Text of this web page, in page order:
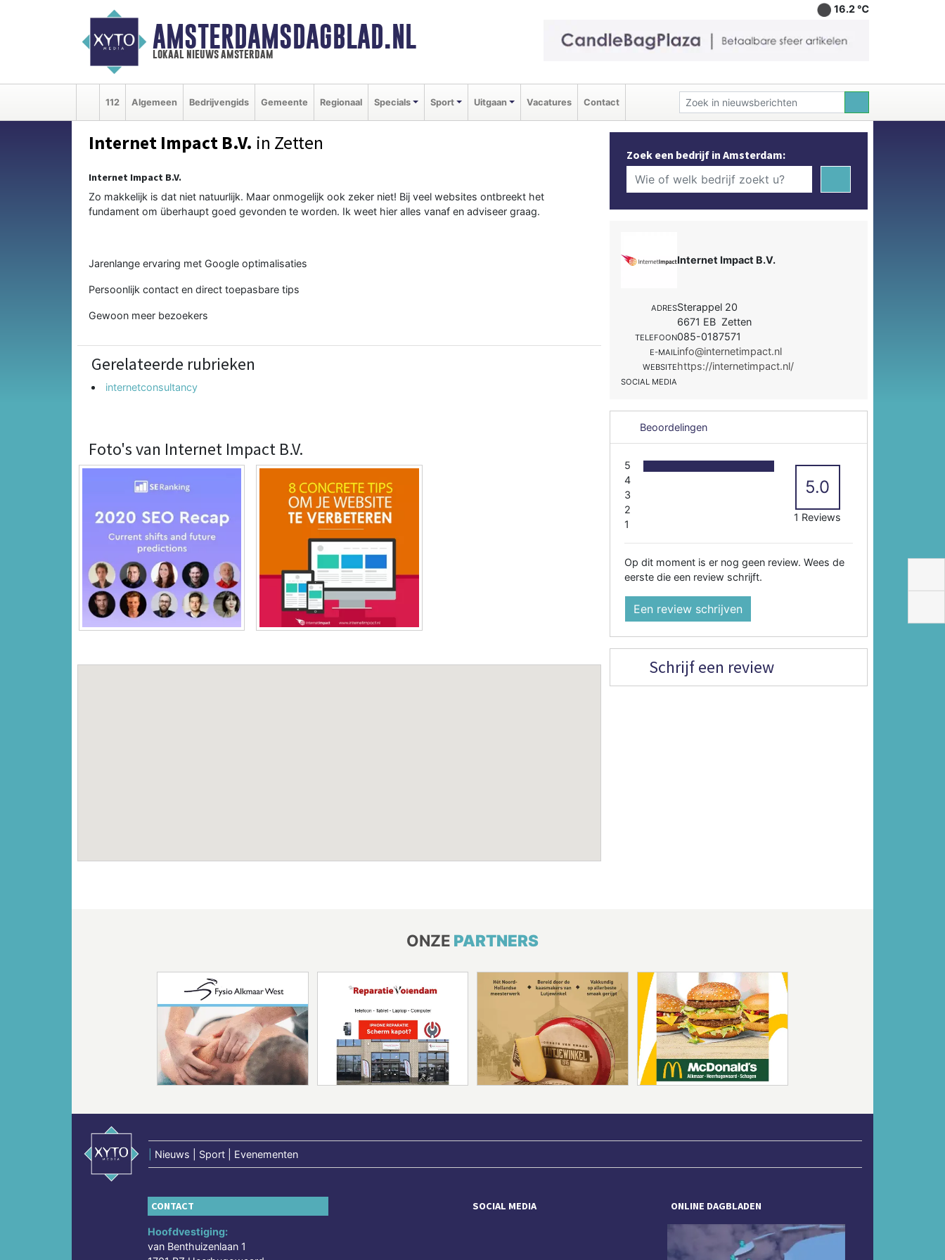
AMSTERDAMSDAGBLAD.NL
lokaal nieuws amsterdam
16.2 ℃
112 Algemeen Bedrijvengids Gemeente Regionaal Specials Sport Uitgaan Vacatures Contact
Internet Impact B.V. in Zetten
Internet Impact B.V.
Zo makkelijk is dat niet natuurlijk. Maar onmogelijk ook zeker niet! Bij veel websites ontbreekt het
fundament om überhaupt goed gevonden te worden. Ik weet hier alles vanaf en adviseer graag.
Jarenlange ervaring met Google optimalisaties
Persoonlijk contact en direct toepasbare tips
Gewoon meer bezoekers
Gerelateerde rubrieken
internetconsultancy
Foto's van Internet Impact B.V.
Zoek een bedrijf in Amsterdam:
Internet Impact B.V.
ADRESSterappel 20
6671 EB Zetten
TELEFOON085-0187571
E-MAILinfo@internetimpact.nl
WEBSITEhttps://internetimpact.nl/
SOCIAL MEDIA
Beoordelingen
5
4
3
2
1
5.0
1 Reviews
Op dit moment is er nog geen review. Wees de
eerste die een review schrijft.
Een review schrijven
Schrijf een review
ONZE PARTNERS
Nieuws | Sport | Evenementen
CONTACT
Hoofdvestiging:
van Benthuizenlaan 1
SOCIAL MEDIA ONLINE DAGBLADEN